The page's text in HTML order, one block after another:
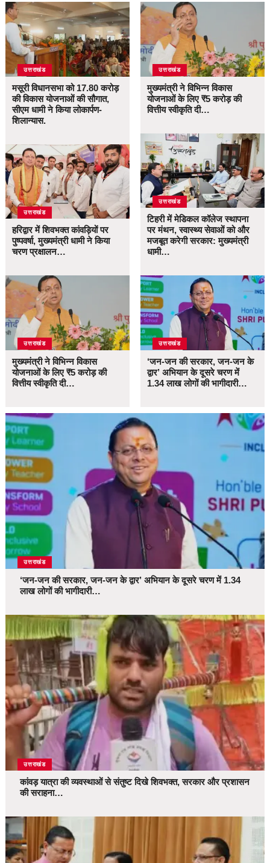
उत्तराखंड
मसूरी विधानसभा को 17.80 करोड़
की विकास योजनाओं की सौगात,
सीएम धामी ने किया लोकार्पण-
शिलान्यास.
उत्तराखंड
हरिद्वार में शिवभक्त कांवड़ियों पर
पुष्पवर्षा, मुख्यमंत्री धामी ने किया
चरण प्रक्षालन…
उत्तराखंड
मुख्यमंत्री ने विभिन्न विकास
योजनाओं के लिए ₹5 करोड़ की
वित्तीय स्वीकृति दी…
उत्तराखंड
मुख्यमंत्री ने विभिन्न विकास
योजनाओं के लिए ₹5 करोड़ की
वित्तीय स्वीकृति दी…
उत्तराखंड
टिहरी में मेडिकल कॉलेज स्थापना
पर मंथन, स्वास्थ्य सेवाओं को और
मजबूत करेगी सरकार: मुख्यमंत्री
धामी…
उत्तराखंड
‘जन-जन की सरकार, जन-जन के
द्वार’ अभियान के दूसरे चरण में
1.34 लाख लोगों की भागीदारी…
उत्तराखंड
‘जन-जन की सरकार, जन-जन के द्वार’ अभियान के दूसरे चरण में 1.34
लाख लोगों की भागीदारी…
उत्तराखंड
कांवड़ यात्रा की व्यवस्थाओं से संतुष्ट दिखे शिवभक्त, सरकार और प्रशासन
की सराहना…